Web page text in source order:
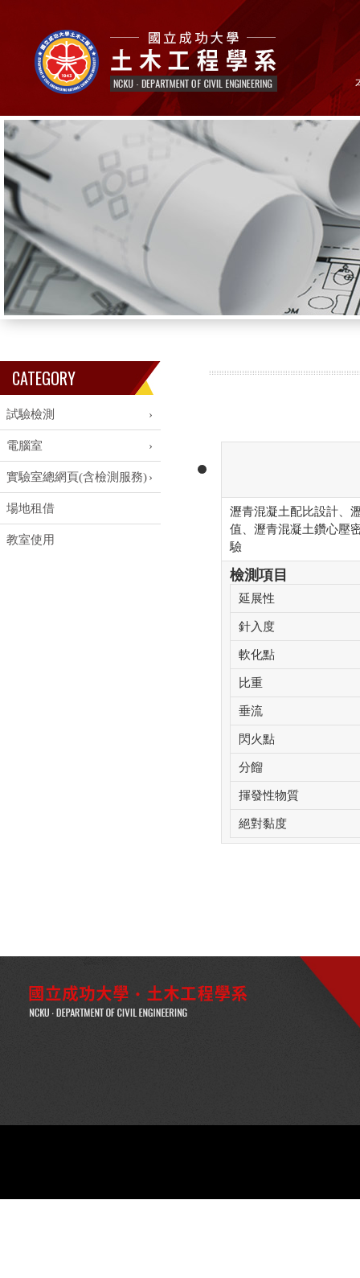
CATEGORY
試驗檢測
電腦室
實驗室總網頁(含檢測服務)
場地租借
教室使用
瀝青混凝土配比設計、
值、瀝青混凝土鑽心壓
驗
檢測項目
延展性
針入度
軟化點
比重
垂流
閃火點
分餾
揮發性物質
絕對黏度